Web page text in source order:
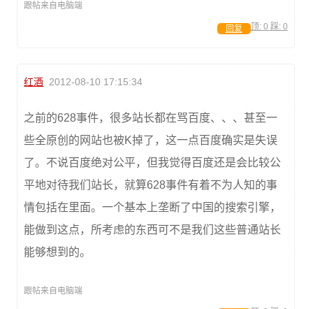
跟帖来自电脑端
顶: 0 踩: 0
回复
红酒 2012-08-10 17:15:34
之前的628事件，很多站长都在骂百度、、、甚至一
些全原创的网站也被K掉了，这一点百度确实是失误
了。不说百度绝对公平，但我觉得百度还是会比较公
平地对待我们站长，就算628事件有着不为人知的事
情包括在里面。一个基本上垄断了中国的搜索引擎，
能做到这点，所考虑的东西可不是我们这些普通站长
能够想到的。
跟帖来自电脑端